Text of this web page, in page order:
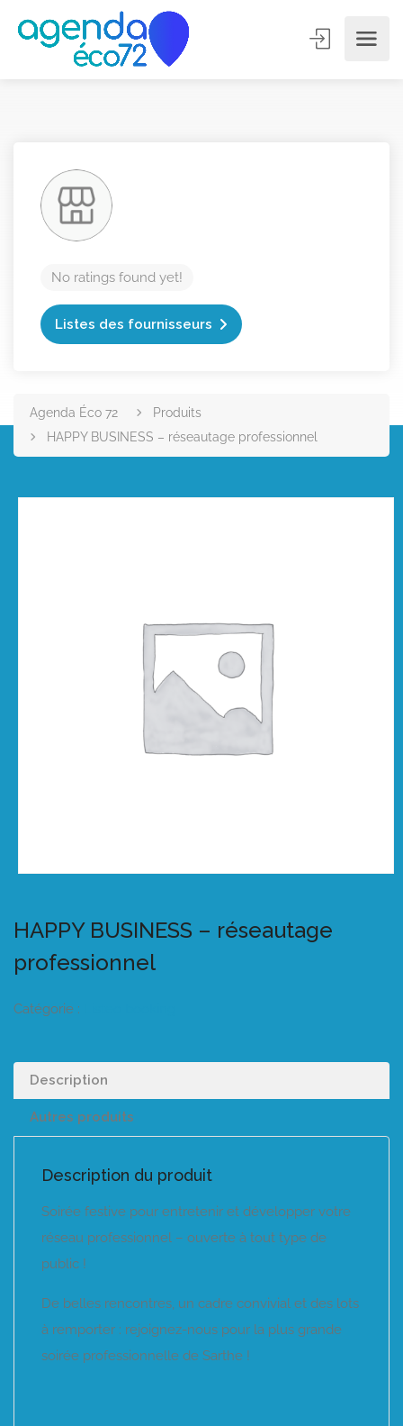
No ratings found yet!
Listes des fournisseurs
Agenda Éco 72
Produits
HAPPY BUSINESS – réseautage professionnel
HAPPY BUSINESS – réseautage
professionnel
Catégorie :
Description
Autres produits
Description du produit
Soirée festive pour entretenir et développer votre
réseau professionnel – ouverte à tout type de
public !
De belles rencontres, un cadre convivial et des lots
à remporter : rejoignez-nous pour la plus grande
soirée professionnelle de Sarthe !